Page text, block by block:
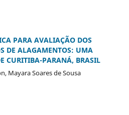
PARA AVALIAÇÃO DOS
DE ALAGAMENTOS: UMA
CURITIBA-PARANÁ, BRASIL
Mayara Soares de Sousa